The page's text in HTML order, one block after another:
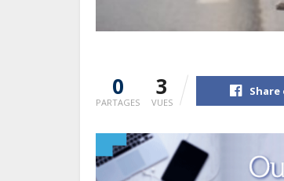
0
PARTAGES
3
VUES
Share